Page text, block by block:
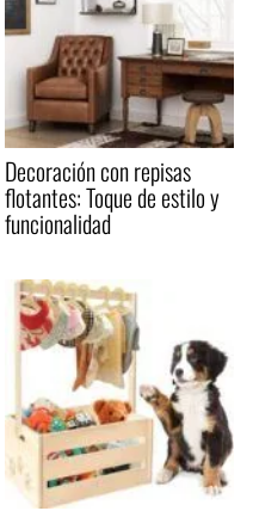
Decoración con repisas
flotantes: Toque de estilo y
funcionalidad